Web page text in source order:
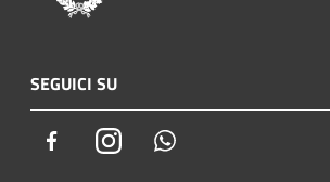
SEGUICI SU
FacebookInstagram